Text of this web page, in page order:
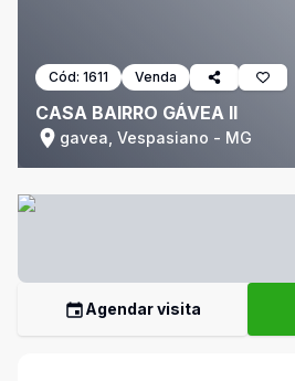
Cód: 1611 Venda
CASA BAIRRO GÁVEA II
gavea, Vespasiano - MG
Agendar visita